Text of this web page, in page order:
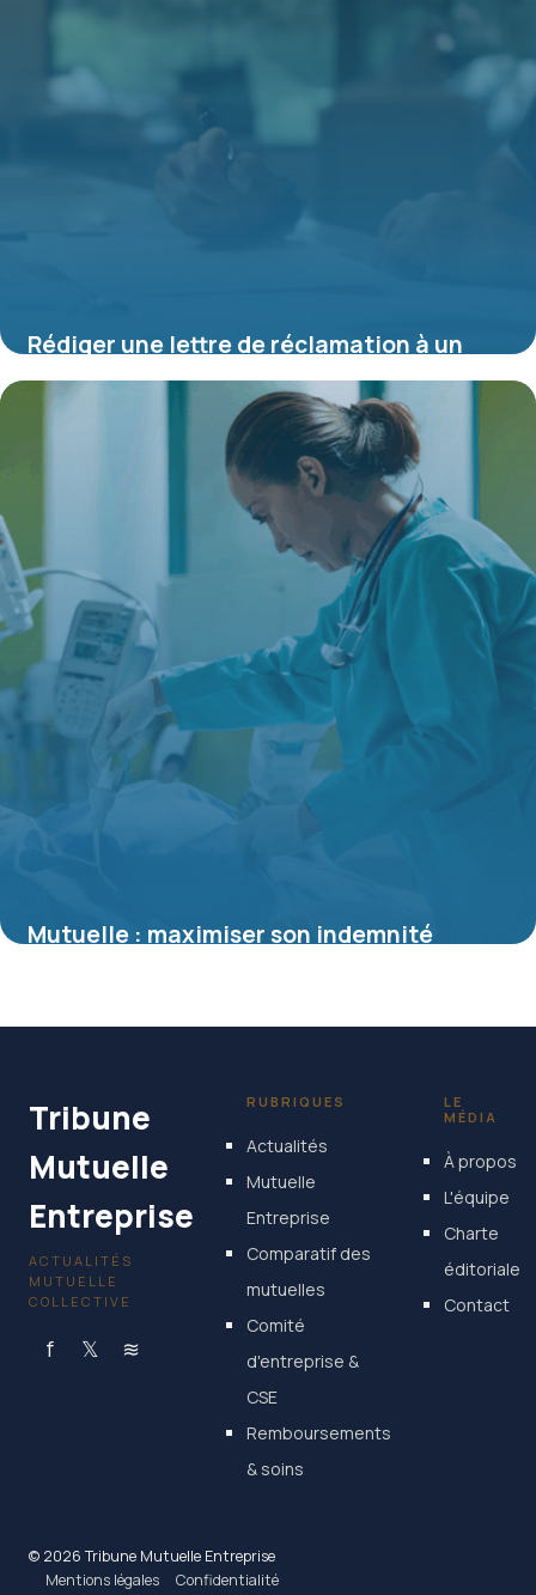
Rédiger une lettre de réclamation à un
dentiste : guide pratique pour défendre
Mutuelle : maximiser son indemnité
Tribune
Mutuelle
Entreprise
ACTUALITÉS
MUTUELLE
COLLECTIVE
f 𝕏 ≋
RUBRIQUES
Actualités
Mutuelle
Entreprise
Comparatif des
mutuelles
Comité
d'entreprise &
CSE
Remboursements
& soins
LE
MÉDIA
À propos
L'équipe
Charte
éditoriale
Contact
© 2026 Tribune Mutuelle Entreprise
Mentions légales
Confidentialité